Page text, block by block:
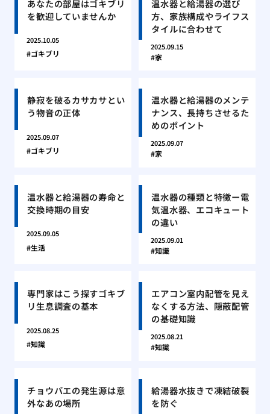
あなたの部屋はゴキブリ
を歓迎していませんか
2025.10.05
ゴキブリ
温水器と給湯器の選び
方、家族構成やライフス
タイルに合わせて
2025.09.15
家
静寂を破るカサカサとい
う物音の正体
2025.09.07
ゴキブリ
温水器と給湯器のメンテ
ナンス、長持ちさせるた
めのポイント
2025.09.07
家
温水器と給湯器の寿命と
交換時期の目安
2025.09.05
生活
温水器の種類と特徴ー電
気温水器、エコキュート
の違い
2025.09.01
知識
専門家はこう探すゴキブ
リ生息調査の基本
2025.08.25
知識
エアコン室内配管を見え
なくする方法、隠蔽配管
の基礎知識
2025.08.21
知識
チョウバエの発生源は意
外なあの場所
給湯器水抜きで凍結破裂
を防ぐ